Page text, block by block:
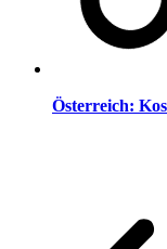
Österreich: